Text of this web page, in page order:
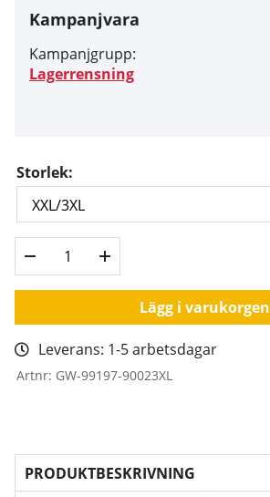
Kampanjvara
Kampanjgrupp:
Lagerrensning
Storlek:
Lägg i varukorgen
Leverans: 1-5 arbetsdagar
Artnr: GW-99197-90023XL
PRODUKTBESKRIVNING